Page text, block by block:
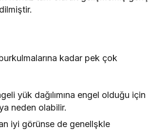
kadar pek çok
yük dağılımına engel olduğu için
neden olabilir.
iyi görünse de genellşkle